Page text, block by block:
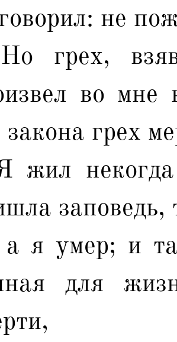
не
грех,
во мне
закона грех
жил некогда
заповедь,
я умер; и
для